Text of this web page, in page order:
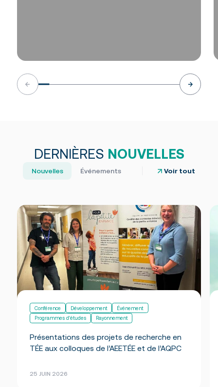
DERNIÈRES NOUVELLES
Nouvelles Événements Voir tout
Conférence Développement
Événement
Programmes d'études
Rayonnement
Présentations des projets de recherche en
TÉE aux colloques de l’AEETÉE et de l’AQPC
25 JUIN 2026